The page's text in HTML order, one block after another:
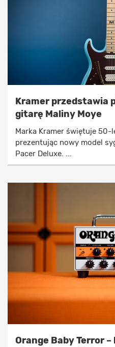
Kramer przedstawia
gitarę Maliny Moye
Marka Kramer świętuje 50-
prezentując nowy model
Pacer Deluxe. ...
Orange Baby Terror